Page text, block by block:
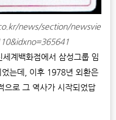
news/section/newsvie
계백화점에서 삼성그룹 임
는데, 이후 1978년 외환은
으로 그 역사가 시작되었답